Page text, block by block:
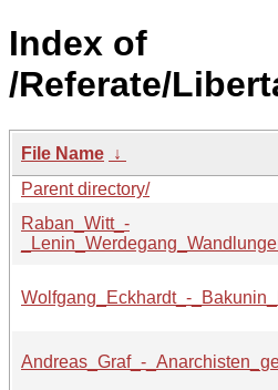
Index of
/Referate/
File Name ↓
Parent directory/
Raban_Witt_-
Wolfgang_Eckhardt_-
Andreas_Graf_-